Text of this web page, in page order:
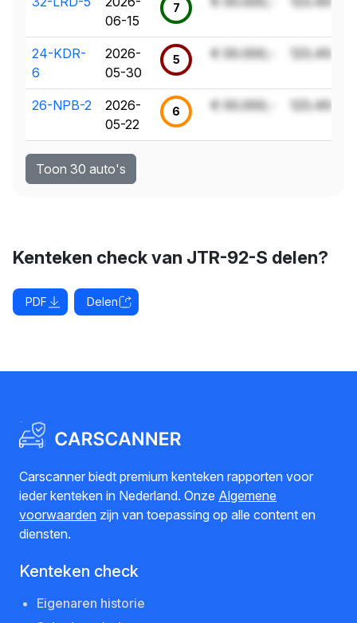
06-15
7
24-KDR-
6
2026-
05-30
5 € 00.000,- 123.456 km
26-NPB-2
2026-
05-22
6 € 00.000,- 123.456 km
Toon 30 auto's
Kenteken check van JTR-92-S delen?
PDF Delen
Carscanner biedt premium kenteken rapporten voor
ieder kenteken in Nederland. Onze Algemene
voorwaarden zijn van toepassing op alle content en
diensten.
Kenteken check
Eigenaren historie